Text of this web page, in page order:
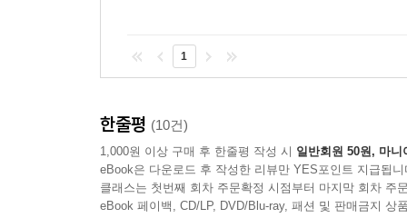
1
한줄평 (10건)
1,000원 이상 구매 후 한줄평 작성 시 일반회원 50원, 마니
eBook은 다운로드 후 작성한 리뷰만 YES포인트 지급됩니
클래스는 첫번째 회차 주문확정 시점부터 마지막 회차 주
eBook 페이백, CD/LP, DVD/Blu-ray, 패션 및 판매금지 상